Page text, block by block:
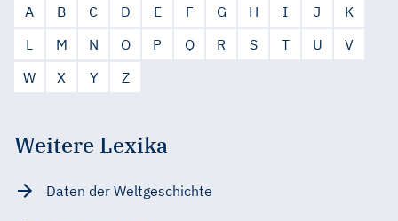
A B C D E F G H I J
K
L
M N O P Q R S T U
V
W
X Y Z
Weitere Lexika
Daten der Weltgeschichte